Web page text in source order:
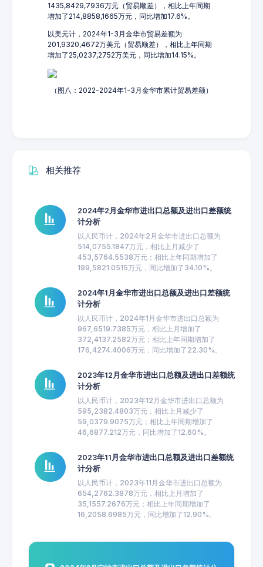
1435,8429,7936万元（贸易顺差），相比上年同期
增加了214,8858,1665万元，同比增加17.6%。
以美元计，2024年1-3月金华市贸易差额为
201,9320,4672万美元（贸易顺差），相比上年同期
增加了25,0237,2752万美元，同比增加14.15%。
（图八：2022-2024年1-3月金华市累计贸易差额）
相关推荐
2024年2月金华市进出口总额及进出口差额统
计分析
以人民币计，2024年2月金华市进出口总额为
514,0755.1847万元，相比上月减少了
453,5764.5538万元；相比上年同期增加了
199,5821.0515万元，同比增加了34.10%。
2024年1月金华市进出口总额及进出口差额统
计分析
以人民币计，2024年1月金华市进出口总额为
967,6519.7385万元，相比上月增加了
372,4137.2582万元；相比上年同期增加了
176,4274.4006万元，同比增加了22.30%。
2023年12月金华市进出口总额及进出口差额统
计分析
以人民币计，2023年12月金华市进出口总额为
595,2382.4803万元，相比上月减少了
59,0379.9075万元；相比上年同期增加了
46,6877.212万元，同比增加了12.60%。
2023年11月金华市进出口总额及进出口差额统
计分析
以人民币计，2023年11月金华市进出口总额为
654,2762.3878万元，相比上月增加了
35,1557.2676万元；相比上年同期增加了
16,2058.6985万元，同比增加了12.90%。